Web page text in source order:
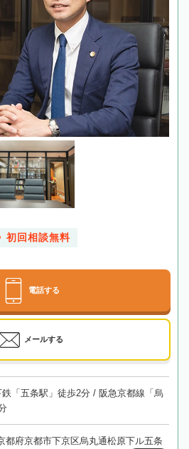
初回相談無料
電話する
メールする
「五条駅」徒歩2分 / 阪急京都線「烏
都府京都市下京区烏丸通松原下ル五条